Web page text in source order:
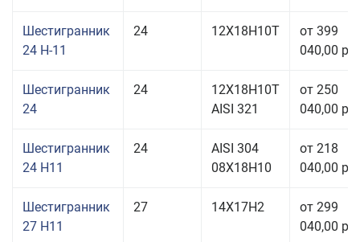
Шестигранник
24 Н-11
24 12Х18Н10Т
от 399
040,00
Шестигранник
24
24
12Х18Н10Т
AISI 321
от 250
040,00
Шестигранник
24 H11
24
AISI 304
08Х18Н10
от 218
040,00
Шестигранник
27 H11
27 14Х17Н2
от 299
040,00